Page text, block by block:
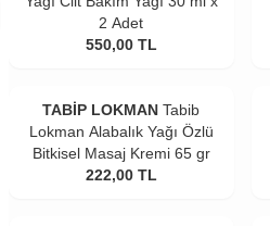
2 Adet
550,00 TL
TABİP LOKMAN Tabib
Lokman Alabalık Yağı Özlü
Bitkisel Masaj Kremi 65 gr
222,00 TL